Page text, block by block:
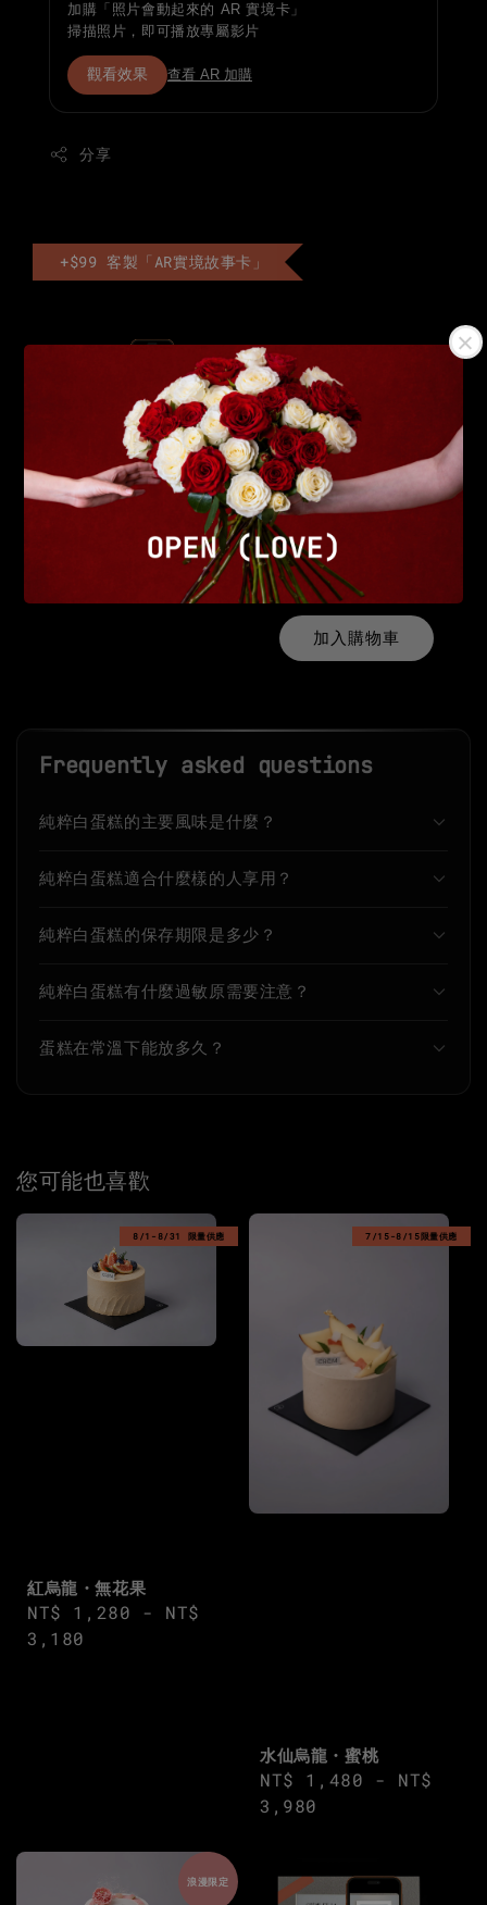
加購「照片會動起來的 AR 實境卡」
掃描照片，即可播放專屬影片
觀看效果 查看 AR 加購
分享
+$99 客製「AR實境故事卡」
AR實境卡
- +
加入購物車
Frequently asked questions
純粹白蛋糕的主要風味是什麼？
純粹白蛋糕適合什麼樣的人享用？
純粹白蛋糕的保存期限是多少？
純粹白蛋糕有什麼過敏原需要注意？
蛋糕在常溫下能放多久？
您可能也喜歡
8/1-8/31 限量供應
紅烏龍・無花果
Regular
price
NT$ 1,280 - NT$
3,180
7/15-8/15限量供應
水仙烏龍・蜜桃
Regular
price
NT$ 1,480 - NT$
3,980
浪漫限定